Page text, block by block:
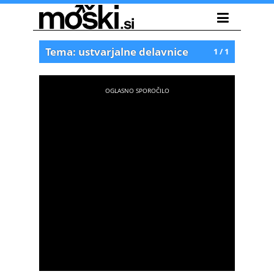
1 / 1
Tema: ustvarjalne delavnice